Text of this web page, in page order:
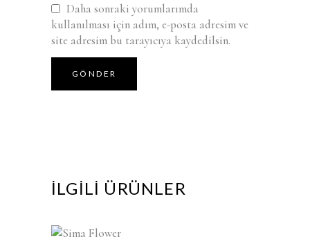
Daha sonraki yorumlarımda
kullanılması için adım, e-posta adresim ve
site adresim bu tarayıcıya kaydedilsin.
İLGILI ÜRÜNLER